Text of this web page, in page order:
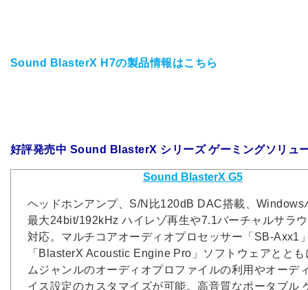
Sound BlasterX H7の製品情報はこちら
好評発売中 Sound BlasterX シリーズ ゲーミングソリュ
Sound BlasterX G5
ヘッドホンアンプ、S/N比120dB DAC搭載、Windows
最大24bit/192kHz ハイレゾ再生や7.1バーチャルサラ
対応。マルチコアオーディオプロセッサー「SB-Axx1
「BlasterX Acoustic Engine Pro」ソフトウェアとと
ムジャンルのオーディオプロファイルの利用やオーデ
イス設定のカスタマイズが可能。高音質なポータブル